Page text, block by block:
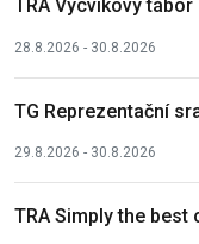
TRA Výcvikový
28.8.2026 - 30.8.2026
TG Reprezentační
29.8.2026 - 30.8.2026
TRA Simply the best